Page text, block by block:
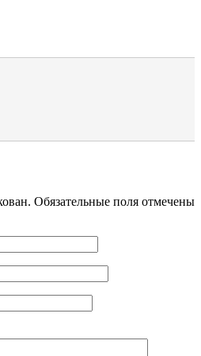
Обязательные поля отмечены